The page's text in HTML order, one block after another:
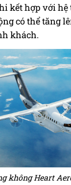
kết hợp với hệ
có thể tăng
khách.
không Heart